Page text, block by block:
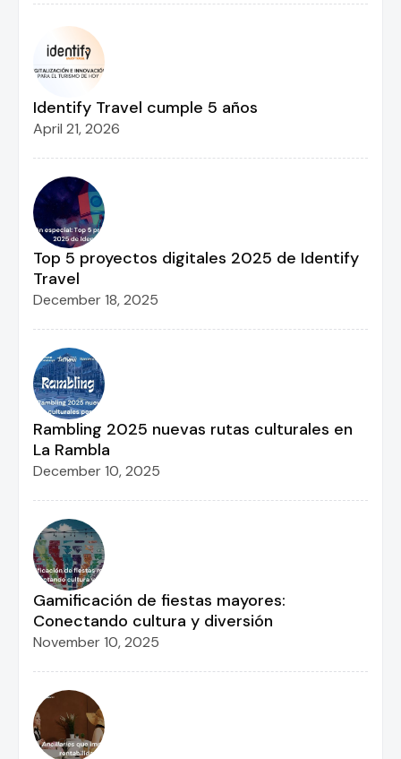
Identify Travel cumple 5 años
April 21, 2026
Top 5 proyectos digitales 2025 de Identify
Travel
December 18, 2025
Rambling 2025 nuevas rutas culturales en
La Rambla
December 10, 2025
Gamificación de fiestas mayores:
Conectando cultura y diversión
November 10, 2025